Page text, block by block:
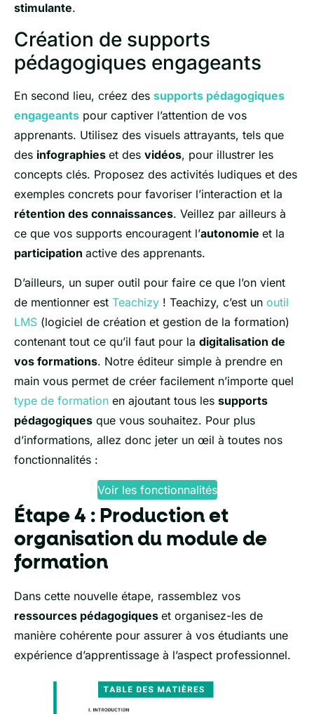
stimulante.
Création de supports
pédagogiques engageants
En second lieu, créez des supports pédagogiques
engageants pour captiver l’attention de vos
apprenants. Utilisez des visuels attrayants, tels que
des infographies et des vidéos, pour illustrer les
concepts clés. Proposez des activités ludiques et des
exemples concrets pour favoriser l’interaction et la
rétention des connaissances. Veillez par ailleurs à
ce que vos supports encouragent l’autonomie et la
participation active des apprenants.
D’ailleurs, un super outil pour faire ce que l’on vient
de mentionner est Teachizy ! Teachizy, c’est un outil
LMS (logiciel de création et gestion de la formation)
contenant tout ce qu’il faut pour la digitalisation de
vos formations. Notre éditeur simple à prendre en
main vous permet de créer facilement n’importe quel
type de formation en ajoutant tous les supports
pédagogiques que vous souhaitez. Pour plus
d’informations, allez donc jeter un œil à toutes nos
fonctionnalités :
Voir les fonctionnalités
Étape 4 : Production et
organisation du module de
formation
Dans cette nouvelle étape, rassemblez vos
ressources pédagogiques et organisez-les de
manière cohérente pour assurer à vos étudiants une
expérience d’apprentissage à l’aspect professionnel.